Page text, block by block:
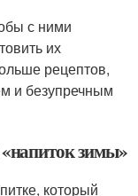
с ними
их
рецептов,
и безупречным
зимы»
который